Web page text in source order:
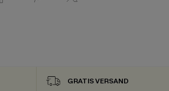
GRATIS VERSAND